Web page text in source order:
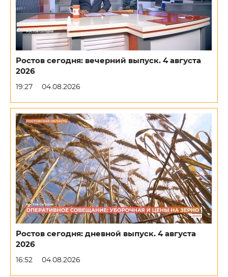
Ростов сегодня: вечерний выпуск. 4 августа
2026
19:27 04.08.2026
Ростов сегодня: дневной выпуск. 4 августа
2026
16:52 04.08.2026